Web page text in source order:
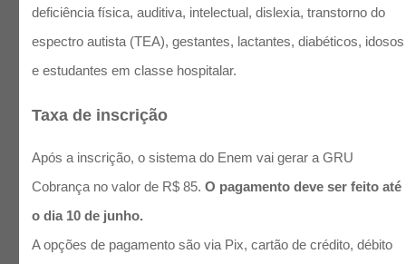
deficiência física, auditiva, intelectual, dislexia, transtorno do
espectro autista (TEA), gestantes, lactantes, diabéticos, idosos
e estudantes em classe hospitalar.
Taxa de inscrição
Após a inscrição, o sistema do Enem vai gerar a GRU
Cobrança no valor de R$ 85.O pagamento deve ser feito até
o dia 10 de junho.
A opções de pagamento são via Pix, cartão de crédito, débito